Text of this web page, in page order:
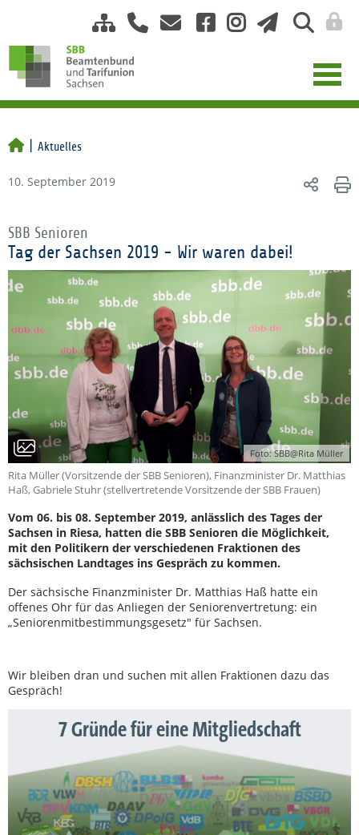
Aktuelles
10. September 2019
SBB Senioren
Tag der Sachsen 2019 - Wir waren dabei!
Foto: SBB@Rita Müller
Rita Müller (Vorsitzende der SBB Senioren), Finanzminister Dr. Matthias
Haß, Gabriele Stuhr (stellvertretende Vorsitzende der SBB Frauen)
Vom 06. bis 08. September 2019, anlässlich des Tages der
Sachsen in Riesa, hatten die SBB Senioren die Möglichkeit,
mit den Politikern der verschiedenen Fraktionen des
sächsischen Landtages ins Gespräch zu kommen.
Der sächsische Finanzminister Dr. Matthias Haß hatte ein
offenes Ohr für das Anliegen der Seniorenvertretung: ein
„Seniorenmitbestimmungsgesetz" für Sachsen.
Wir bleiben dran und suchen mit allen Fraktionen dazu das
Gespräch!
7 Gründe für eine Mitgliedschaft